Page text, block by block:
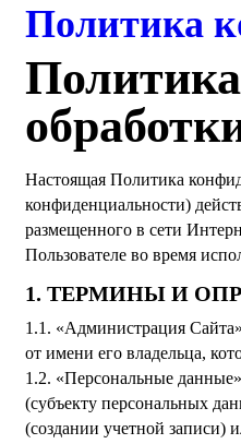
Политика
Настоящая Политика
конфиденциальности)
размещенного в сети
Пользователе во время
1. ТЕРМИНЫ И
1.1. «Администрация
от имени его владельца,
1.2. «Персональные
(субъекту персональных
(создании учетной записи)